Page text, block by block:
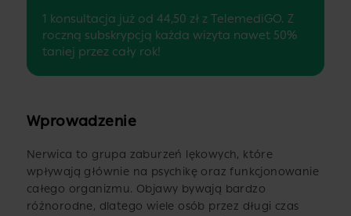
1 konsultacja już od 44,50 zł z TelemediGO. Z
roczną subskrypcją każda wizyta nawet 50%
taniej przez cały rok!
Wprowadzenie
Nerwica to grupa zaburzeń lękowych, które
wpływają głównie na psychikę oraz funkcjonowanie
całego organizmu. Objawy bywają bardzo
różnorodne, dlatego wiele osób przez długi czas